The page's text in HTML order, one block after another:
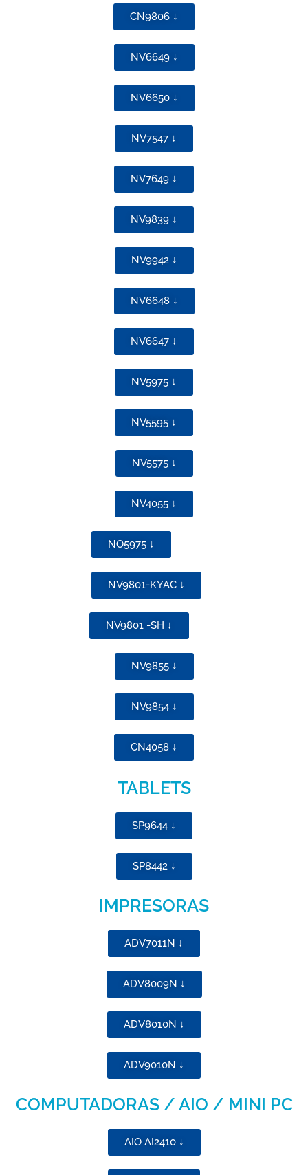
CN9806 ↓
NV6649 ↓
NV6650 ↓
NV7547 ↓
NV7649 ↓
NV9839 ↓
NV9942 ↓
NV6648 ↓
NV6647 ↓
NV5975 ↓
NV5595 ↓
NV5575 ↓
NV4055 ↓
NO5975 ↓
NV9801-KYAC ↓
NV9801 -SH ↓
NV9855 ↓
NV9854 ↓
CN4058 ↓
TABLETS
SP9644 ↓
SP8442 ↓
IMPRESORAS
ADV7011N ↓
ADV8009N ↓
ADV8010N ↓
ADV9010N ↓
COMPUTADORAS / AIO / MINI PC
AIO AI2410 ↓